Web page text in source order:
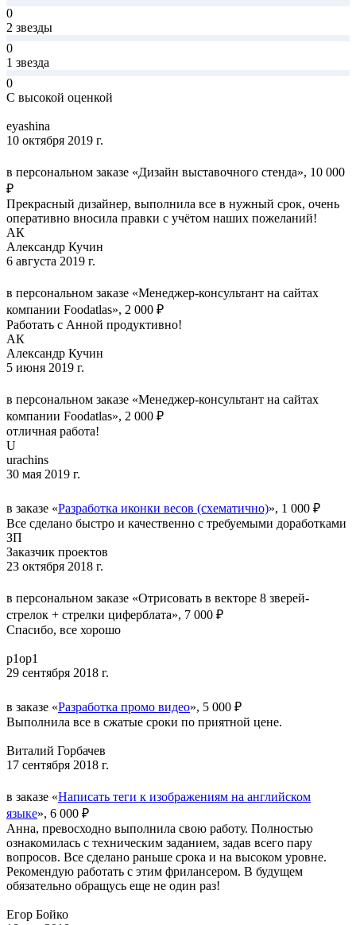
0
2 звезды
0
1 звезда
0
С высокой оценкой
eyashina
10 октября 2019 г.
в персональном заказе «Дизайн выставочного стенда», 10 000
₽
Прекрасный дизайнер, выполнила все в нужный срок, очень
оперативно вносила правки с учётом наших пожеланий!
АК
Александр Кучин
6 августа 2019 г.
в персональном заказе «Менеджер-консультант на сайтах
компании Foodatlas», 2 000 ₽
Работать с Анной продуктивно!
АК
Александр Кучин
5 июня 2019 г.
в персональном заказе «Менеджер-консультант на сайтах
компании Foodatlas», 2 000 ₽
отличная работа!
U
urachins
30 мая 2019 г.
в заказе «Разработка иконки весов (схематично)», 1 000 ₽
Все сделано быстро и качественно с требуемыми доработками
ЗП
Заказчик проектов
23 октября 2018 г.
в персональном заказе «Отрисовать в векторе 8 зверей-
стрелок + стрелки циферблата», 7 000 ₽
Спасибо, все хорошо
p1op1
29 сентября 2018 г.
в заказе «Разработка промо видео», 5 000 ₽
Выполнила все в сжатые сроки по приятной цене.
Виталий Горбачев
17 сентября 2018 г.
в заказе «Написать теги к изображениям на английском
языке», 6 000 ₽
Анна, превосходно выполнила свою работу. Полностью
ознакомилась с техническим заданием, задав всего пару
вопросов. Все сделано раньше срока и на высоком уровне.
Рекомендую работать с этим фрилансером. В будущем
обязательно обращусь еще не один раз!
Егор Бойко